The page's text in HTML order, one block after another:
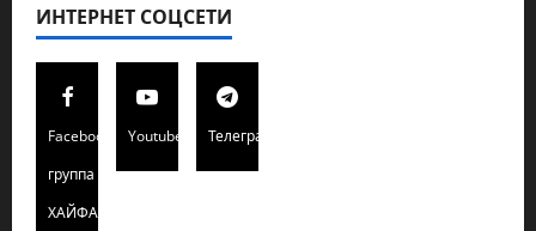
ИНТЕРНЕТ СОЦСЕТИ
Facebook
группа
ХАЙФАИНФО
Youtube Телеграмм